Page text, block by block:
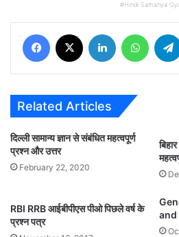
Hindi Samanya
Facebook LinkedIn
Related Articles
दिल्ली सामान्य ज्ञान से संबंधित महत्वपूर्ण
प्रश्न और उत्तर
February 22, 2020
RBI RRB आईबीपीएस पीओ पिछले वर्ष के
प्रश्न पत्र
and